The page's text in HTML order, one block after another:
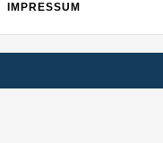
IMPRESSUM